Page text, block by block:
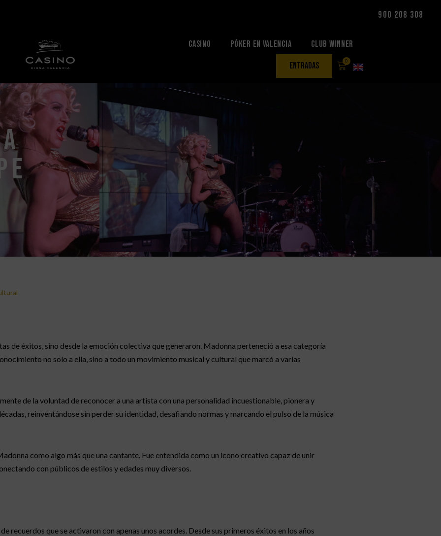
900 208 308
CASINO Póker en Valencia Club Winner
entradas 0
e
de éxitos, sino desde la emoción colectiva que generaron. Madonna perteneció a esa categoría
no solo a ella, sino a todo un movimiento musical y cultural que marcó a varias
de la voluntad de reconocer a una artista con una personalidad incuestionable, pionera y
reinventándose sin perder su identidad, desafiando normas y marcando el pulso de la música
como algo más que una cantante. Fue entendida como un icono creativo capaz de unir
con públicos de estilos y edades muy diversos.
recuerdos que se activaron con apenas unos acordes. Desde sus primeros éxitos en los años